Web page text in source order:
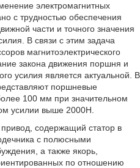
электромагнитных
с трудностью обеспечения
части и точного значения
В связи с этим задача
магнитоэлектрического
закона движения поршня и
усилия является актуальной. В
поршневые
100 мм при значительном
усилии выше 2000Н.
содержащий статор в
с полюсными
а также якорь,
по отношению